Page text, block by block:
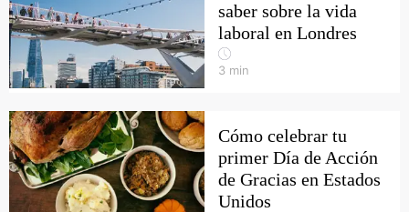
saber sobre la vida
laboral en Londres
3 min
Cómo celebrar tu
primer Día de Acción
de Gracias en Estados
Unidos